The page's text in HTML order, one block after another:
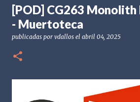
[PS5] PLAYSTATION 5
SHADOW LABYRINTH
[POD] CG263
- Muertoteca
publicadas por vdallos el abril 04, 2025